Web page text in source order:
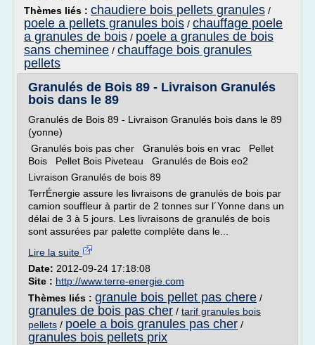
Thèmes liés : chaudiere bois pellets granules /
poele a pellets granules bois / chauffage poele
a granules de bois / poele a granules de bois
sans cheminee / chauffage bois granules
pellets
Granulés de Bois 89 - Livraison Granulés
bois dans le 89
Granulés de Bois 89 - Livraison Granulés bois dans le 89
(yonne)
Granulés bois pas cher Granulés bois en vrac Pellet
Bois Pellet Bois Piveteau Granulés de Bois eo2
Livraison Granulés de bois 89
TerrÉnergie assure les livraisons de granulés de bois par
camion souffleur à partir de 2 tonnes sur l´Yonne dans un
délai de 3 à 5 jours. Les livraisons de granulés de bois
sont assurées par palette complète dans le...
Lire la suite
Date: 2012-09-24 17:18:08
Site : http://www.terre-energie.com
Thèmes liés : granule bois pellet pas chere /
granules de bois pas cher / tarif granules bois
pellets / poele a bois granules pas cher /
granules bois pellets prix